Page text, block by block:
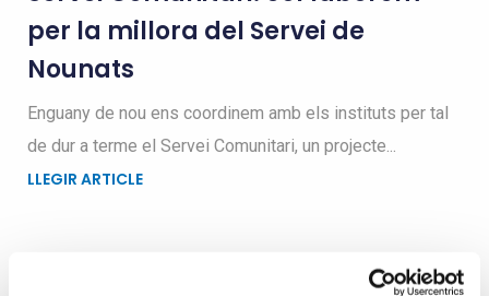
per la millora del Servei de
Nounats
Enguany de nou ens coordinem amb els instituts per tal
de dur a terme el Servei Comunitari, un projecte...
LLEGIR ARTICLE